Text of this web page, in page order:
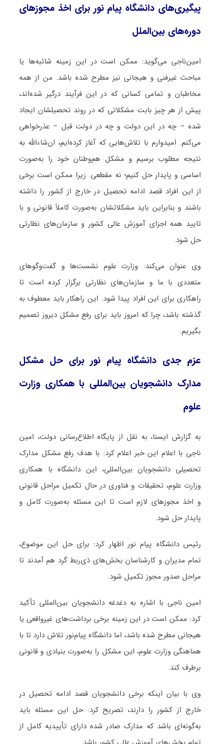
پیگیری‌های دانشگاه پیام نور برای اخذ مجوزهای
دوره‌های بین‌الملل
امین‌ناجی می‌گوید: ممکن است در این زمینه شائبه‌ها یا
مباحث غیرفنی و هیجانی نیز مطرح شده باشد. من از همه
مخاطبان و تمامی کسانی که در این فرآیند درگیر شده‌اند،
پیش از هر چیز بابت مشکلاتی که در روند تحصیلشان ایجاد
شده – چه در این دولت و چه در دولت قبل – عذرخواهی
می‌کنم. امیدوارم با تلاش‌هایی که آغاز کرده‌ایم، ان‌شاءالله به
نتیجه مطلوب برسیم و مشکل هم‌وطنان خود را به‌صورت
اساسی و پایدار حل کنیم؛ نه مقطعی. زیرا ممکن است برخی
از این افراد قصد ادامه تحصیل در خارج از کشور را داشته
باشند و بنابراین باید مشکلاتشان به‌صورت کاملاً قانونی و با
تایید همه اجزای آموزش عالی کشور و سازمان‌های نظارتی
حل شود.
وی عنوان می‌کند: وزارت علوم نشست‌ها و گفت‌وگوهای
متعددی با ما و سازمان‌های نظارتی برگزار کرده است تا
راهکاری برای این افراد پیدا شود. این راهکار باید معطوف به
گذشته باشد، چرا که امروز باید برای رفع مشکل دیروز تصمیم
بگیریم.
عزم جدی دانشگاه پیام نور برای حل مشکل
مدارک دانشجویان بین‌المللی با همکاری وزارت
علوم
به گزارش ایسنا، به نقل از پایگاه اطلاع‌رسانی دولت، امین
ناجی با اعلام این خبر اعلام کرد: با هدف رفع مشکل مدارک
تحصیلی دانشجویان بین‌المللی، این دانشگاه با همکاری
وزارت علوم، تحقیقات و فناوری در حال تکمیل مراحل قانونی
و اخذ مجوزهای لازم است تا این مسئله به‌صورت کامل و
پایدار حل شود.
رئیس دانشگاه پیام نور اظهار کرد: برای حل این موضوع،
تمام مدیران و کارشناسان بخش‌های ذی‌ربط گرد هم آمدند تا
مراحل صدور مجوز تکمیل شود.
امین ناجی با اشاره به دغدغه دانشجویان بین‌المللی تأکید
کرد: ممکن است در این زمینه برخی برداشت‌های غیرواقعی یا
هیجانی مطرح شده باشد، اما دانشگاه پیام‌نور تلاش دارد تا با
هماهنگی وزارت علوم، این مشکل را به‌صورت بنیادی و قانونی
برطرف کند.
وی با بیان اینکه برخی دانشجویان قصد ادامه تحصیل در
خارج از کشور را دارند، تصریح کرد: حل این مسئله باید
به‌گونه‌ای باشد که مدارک صادر شده دارای تأییدیه کامل از